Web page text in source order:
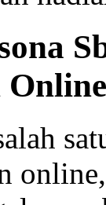
Online